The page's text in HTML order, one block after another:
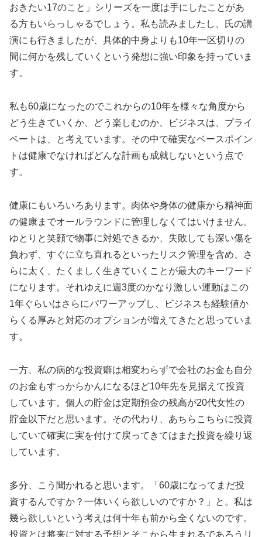
おきたい17のこと」シリーズを一度は手にしたことがあ
る方もいらっしゃるでしょう。私も読みましたし、氏の講
演にも行きましたが、具体的中身よりも10年一区切りの
間に何かを残していくという発想に強い印象を持っていま
す。
私も60歳になったのでこれからの10年を様々な角度から
どう生きていくか、どう楽しむのか、ビジネスは、プライ
ベートは、と考えています。その中で確実なベースポイン
トは健康でなければどんな計画も成就しないという点で
す。
健康にもいろいろあります。肉体や身体の健康から精神面
の健康までオールラウンドに管理しなくてはいけません。
ゆとりと笑顔で物事に対処できるか、失敗しても深い傷を
負わず、すぐに立ち直れるといったリスク管理を含め、さ
らに太く、たくましく生きていくことが最大のキーワード
になります。それゆえに週3度のかなり激しい運動はこの
1年ぐらいはさらにパワーアップし、ビジネスも経験値か
らくる厚みと対応のオプションが増えてきたと思っていま
す。
一方、私の病的な投資癖は相変わらずで会社のお金も自分
のお金もすっからかんになるほど10年先を見据えて投資
しています。個人の貯金は定期預金の残高が20代女性の
貯金以下だと思います。その代わり、あちらこちらに投資
していて確実に実を付けて戻ってきてはまた投資を繰り返
しています。
多分、こう聞かれると思います。「60歳になってまだ投
資するんですか？一体いくら欲しいのですか？」と。私は
幾ら欲しいという考えは何十年も前から全くないのです。
投資とは将来に対する予想とそこから生まれるであろうリ